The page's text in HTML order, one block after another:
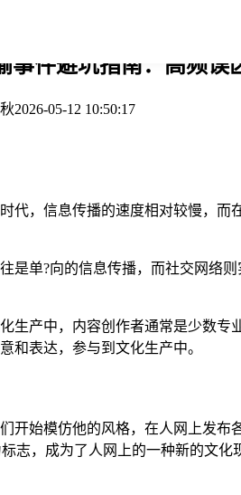
事件避坑指南：高频误
2026-05-12 10:50:17
代，信息传播的速度相对较慢，
是单?向的信息传播，而社交网络
生产中，内容创作者通常是少数
和表达，参与到文化生产中。
开始模仿他的风格，在人网上发
志，成为了人网上的一种新的文